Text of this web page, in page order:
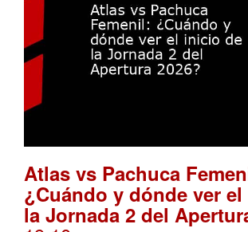
Atlas vs Pachuca
¿Cuándo y dónde ver
la Jornada 2 del